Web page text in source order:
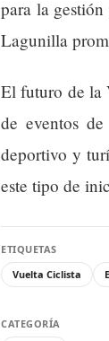
para la
Lagunilla
El futuro de la
de eventos
deportivo y
este tipo de
ETIQUETAS
Vuelta Ciclista
CATEGORÍA